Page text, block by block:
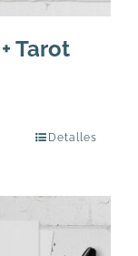
Tarot
Detalles